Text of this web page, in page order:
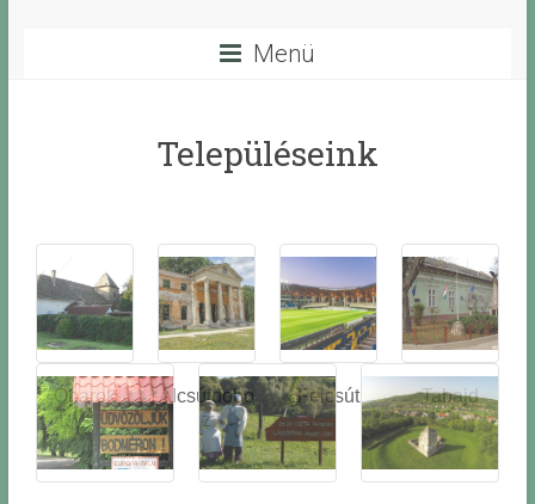
Menü
Településeink
Óbarok
Alcsútdobo
z
Felcsút Tabajd